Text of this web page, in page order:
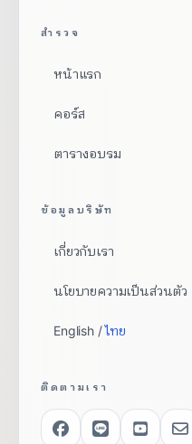
สำรวจ
หน้าแรก
คอร์ส
ตารางอบรม
ข้อมูลบริษัท
เกี่ยวกับเรา
นโยบายความเป็นส่วนตัว
English /ไทย
ติดตามเรา